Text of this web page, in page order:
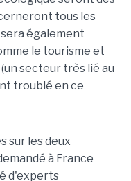
tous les
également
le tourisme et
secteur très lié au
troublé en ce
sur les deux
à France
d'experts